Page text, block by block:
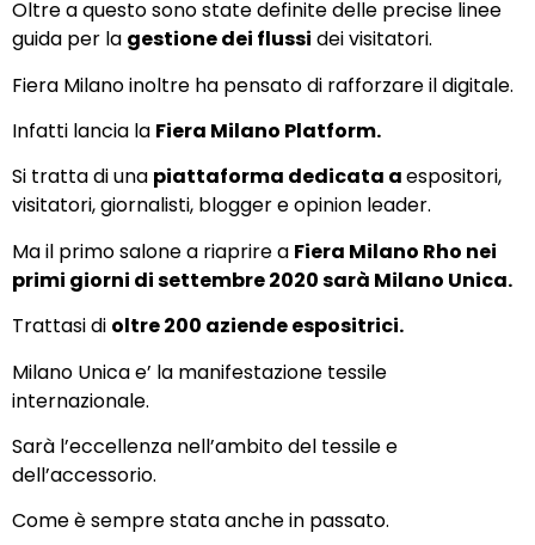
Oltre a questo sono state definite delle precise linee
guida per la gestione dei flussi dei visitatori.
Fiera Milano inoltre ha pensato di rafforzare il digitale.
Infatti lancia la Fiera Milano Platform.
Si tratta di una piattaforma dedicata aespositori,
visitatori, giornalisti, blogger e opinion leader.
Ma il primo salone a riaprire a Fiera Milano Rho nei
primi giorni di settembre 2020 sarà Milano Unica.
Trattasi di oltre 200 aziende espositrici.
Milano Unica e’ la manifestazione tessile
internazionale.
Sarà l’eccellenza nell’ambito del tessile e
dell’accessorio.
Come è sempre stata anche in passato.